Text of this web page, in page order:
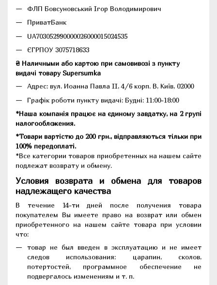
ФЛП Бовсуновський Ігор Володимирович
ПриватБанк
UA703052990000026000015024535
ЄГРПОУ 3075718633
₴ Наличными або картою при самовивозі з пункту
видачі товару Supersumka
Адрес: вул. Иоанна Павла II, 4/6 корп. В, Київ, 02000
Графік роботи пункту видачі: Будні: 11:00-18:00
*Наша компанія працює на єдиному завдатку, на 2 групі
налогообложения.
*Товари вартістю до 200 грн., відправляються тільки при
100% передоплаті.
*Все категории товаров приобретенных на нашем сайте
подлежат возврату и обмену.
Условия возврата и обмена для товаров
надлежащего качества
В течение 14-ти дней после получения товара
покупателем Вы имеете право на возврат или обмен
приобретенного на нашем сайте товара при условии
что:
товар не был введен в эксплуатацию и не имеет
следов использования: царапин, сколов,
потертостей, программное обеспечение не
подвергалось изменениям и т. п.